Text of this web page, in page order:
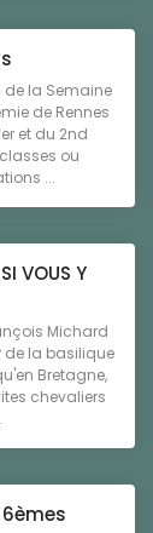
de la Semaine
de Rennes
et du 2nd
ou
...
VOUS Y
Michard
de la basilique
Bretagne,
chevaliers